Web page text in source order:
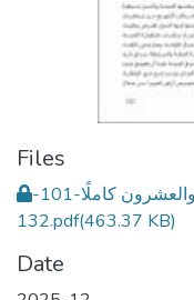
Files
المقدسية - العدد التاسع والعشرون كاملًا-101-
132.pdf(463.37 KB)
Date